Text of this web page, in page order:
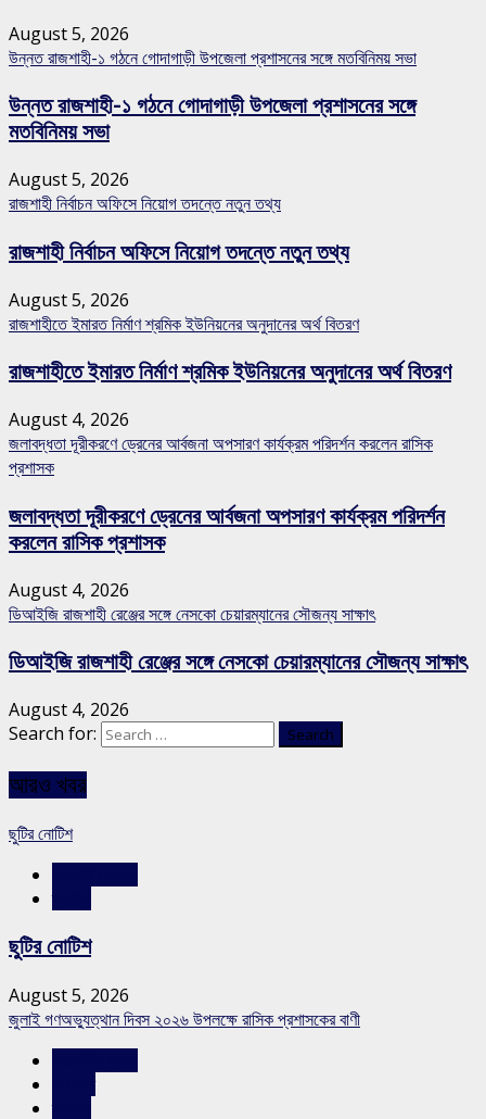
August 5, 2026
উন্নত রাজশাহী-১ গঠনে গোদাগাড়ী উপজেলা প্রশাসনের সঙ্গে মতবিনিময় সভা
উন্নত রাজশাহী-১ গঠনে গোদাগাড়ী উপজেলা প্রশাসনের সঙ্গে
মতবিনিময় সভা
August 5, 2026
রাজশাহী নির্বাচন অফিসে নিয়োগ তদন্তে নতুন তথ্য
রাজশাহী নির্বাচন অফিসে নিয়োগ তদন্তে নতুন তথ্য
August 5, 2026
রাজশাহীতে ইমারত নির্মাণ শ্রমিক ইউনিয়নের অনুদানের অর্থ বিতরণ
রাজশাহীতে ইমারত নির্মাণ শ্রমিক ইউনিয়নের অনুদানের অর্থ বিতরণ
August 4, 2026
জলাবদ্ধতা দূরীকরণে ড্রেনের আর্বজনা অপসারণ কার্যক্রম পরিদর্শন করলেন রাসিক
প্রশাসক
জলাবদ্ধতা দূরীকরণে ড্রেনের আর্বজনা অপসারণ কার্যক্রম পরিদর্শন
করলেন রাসিক প্রশাসক
August 4, 2026
ডিআইজি রাজশাহী রেঞ্জের সঙ্গে নেসকো চেয়ারম্যানের সৌজন্য সাক্ষাৎ
ডিআইজি রাজশাহী রেঞ্জের সঙ্গে নেসকো চেয়ারম্যানের সৌজন্য সাক্ষাৎ
August 4, 2026
Search for:
আরও খবর
ছুটির নোটিশ
ছুটির নোটিশ
August 5, 2026
জুলাই গণঅভ্যুত্থান দিবস ২০২৬ উপলক্ষে রাসিক প্রশাসকের বাণী